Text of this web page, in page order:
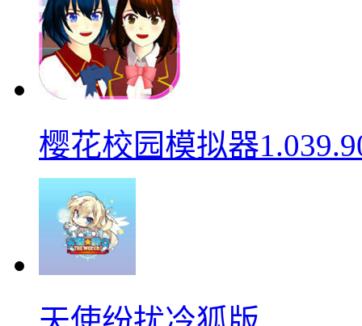
樱花校园模拟器